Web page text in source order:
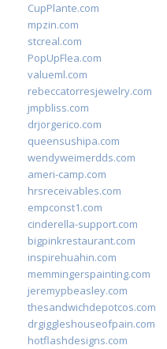
CupPlante.com
mpzin.com
stcreal.com
PopUpFlea.com
valueml.com
rebeccatorresjewelry.com
jmpbliss.com
drjorgerico.com
queensushipa.com
wendyweimerdds.com
ameri-camp.com
hrsreceivables.com
empconst1.com
cinderella-support.com
bigpinkrestaurant.com
inspirehuahin.com
memmingerspainting.com
jeremypbeasley.com
thesandwichdepotcos.com
drgiggleshouseofpain.com
hotflashdesigns.com